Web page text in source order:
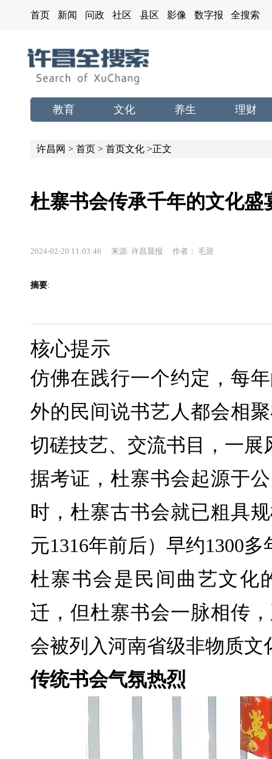
首页 新闻 问政 社区 县区 影像 数字报 全搜索
教育 文化 养生 理财
许昌网 > 首页 > 首页文化 >正文
杜寨书会传承千年的文化盛
2024-02-20 11:03:46 来源: 许昌晨报 作者： 毛迎
摘要:
核心提示
仿佛在践行一个约定，每
外的民间说书艺人都会相
切磋技艺、交流书目，一展
据考证，杜寨书会起源于
时，杜寨古书会就已粗具
元1316年前后）早约1300多
杜寨书会是民间曲艺文化
迁，但杜寨书会一脉相传
会被列入河南省级非物质文
传统书会气氛热烈